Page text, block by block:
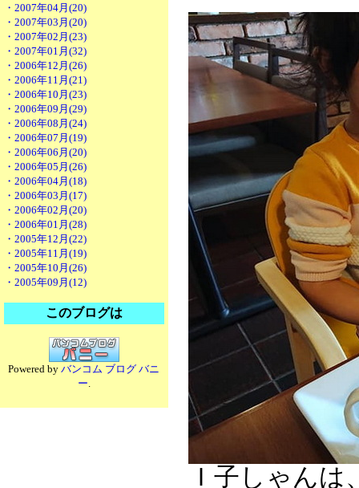
・2007年04月(20)
・2007年03月(20)
・2007年02月(23)
・2007年01月(32)
・2006年12月(26)
・2006年11月(21)
・2006年10月(23)
・2006年09月(29)
・2006年08月(24)
・2006年07月(19)
・2006年06月(20)
・2006年05月(26)
・2006年04月(18)
・2006年03月(17)
・2006年02月(20)
・2006年01月(28)
・2005年12月(22)
・2005年11月(19)
・2005年10月(26)
・2005年09月(12)
このブログは
Powered byバンコム ブログ バニ
ー.
Ｉ子しゃん